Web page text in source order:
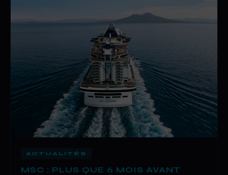
ACTUALITÉS
MSC : PLUS QUE 6 MOIS AVANT